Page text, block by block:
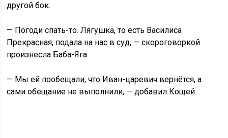
другой бок.
— Погоди спать-то. Лягушка, то есть Василиса
Прекрасная, подала на нас в суд, — скороговоркой
произнесла Баба-Яга.
— Мы ей пообещали, что Иван-царевич вернётся, а
сами обещание не выполнили, — добавил Кощей.